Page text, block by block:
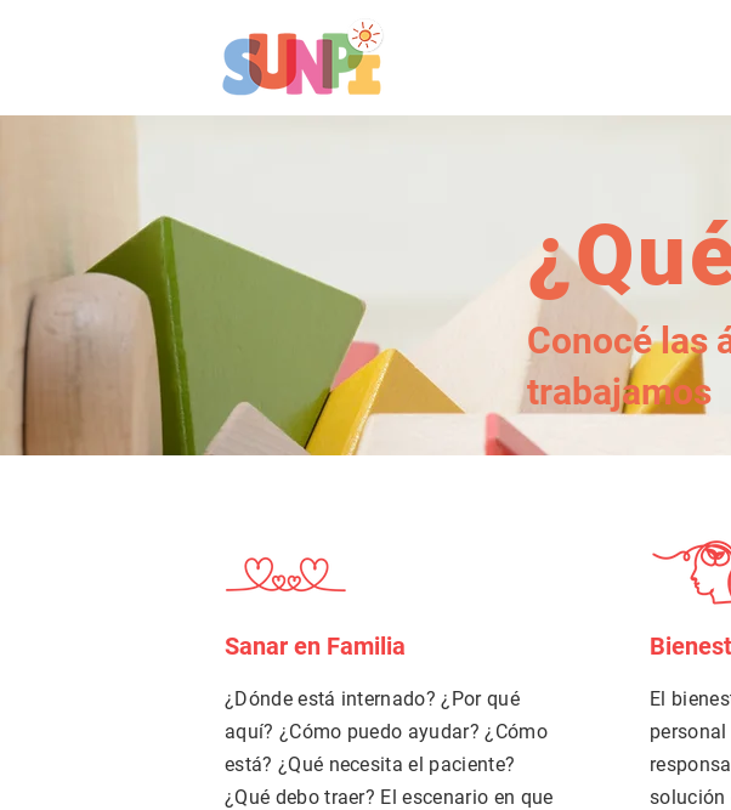
Conocé las
trabajamos
Sanar en Familia
¿Dónde está internado? ¿Por qué
aquí? ¿Cómo puedo ayudar? ¿Cómo
está? ¿Qué necesita el paciente?
¿Qué debo traer? El escenario en que
El
solución